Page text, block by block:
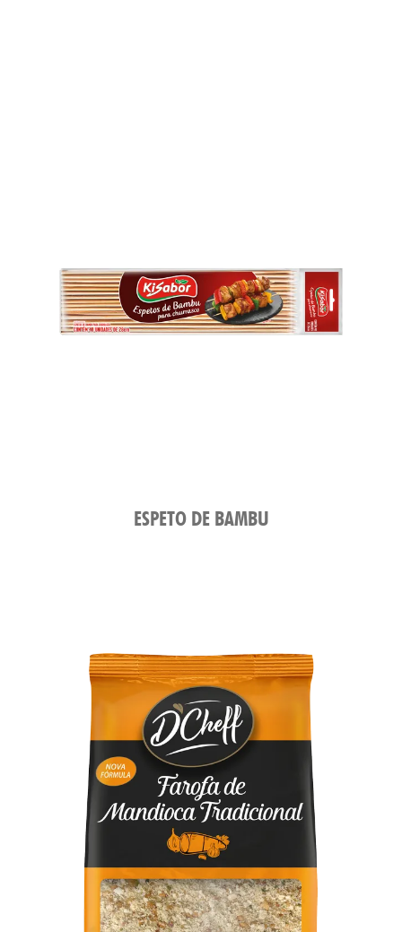
ESPETO DE BAMBU